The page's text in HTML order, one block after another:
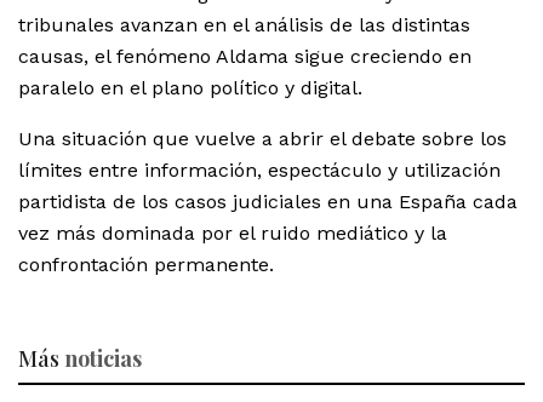
tribunales avanzan en el análisis de las distintas
causas, el fenómeno Aldama sigue creciendo en
paralelo en el plano político y digital.
Una situación que vuelve a abrir el debate sobre los
límites entre información, espectáculo y utilización
partidista de los casos judiciales en una España cada
vez más dominada por el ruido mediático y la
confrontación permanente.
Más noticias